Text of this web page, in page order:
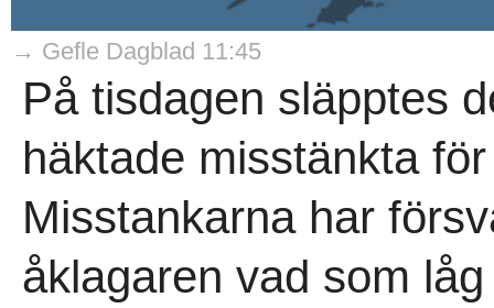
→ Gefle Dagblad 11:45
På tisdagen släpptes
häktade misstänkta
Misstankarna har
åklagaren vad som